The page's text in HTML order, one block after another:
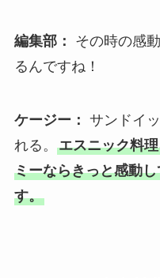
編集部：
その時の感
るんですね！
ケージー： サンドイ
れる。 エスニック料
ミーならきっと感動
す。